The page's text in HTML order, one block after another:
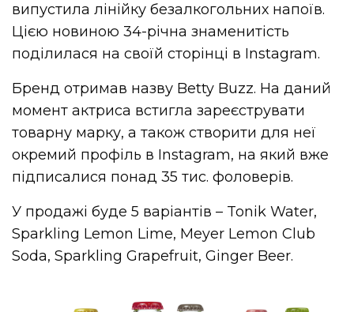
випустила лінійку безалкогольних напоїв.
Цією новиною 34-річна знаменитість
поділилася на своїй сторінці в Instagram.
Бренд отримав назву Betty Buzz. На даний
момент актриса встигла зареєструвати
товарну марку, а також створити для неї
окремий профіль в Instagram, на який вже
підписалися понад 35 тис. фоловерів.
У продажі буде 5 варіантів – Tonik Water,
Sparkling Lemon Lime, Meyer Lemon Club
Soda, Sparkling Grapefruit, Ginger Beer.